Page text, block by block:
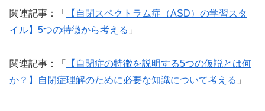
関連記事：「
【自閉スペクトラム症（ASD）の学習スタ
イル】5つの特徴から考える 」
関連記事：「
【自閉症の特徴を説明する5つの仮説とは何
か？】自閉症理解のために必要な知識について考える 」